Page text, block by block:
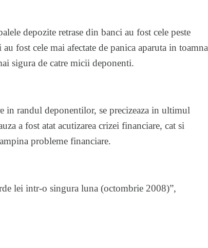
depozite retrase din banci au fost cele peste
fost cele mai afectate de panica aparuta in toamna
sigura de catre micii deponenti.
in randul deponentilor, se precizeaza in ultimul
a fost atat acutizarea crizei financiare, cat si
probleme financiare.
lei intr-o singura luna (octombrie 2008)”,